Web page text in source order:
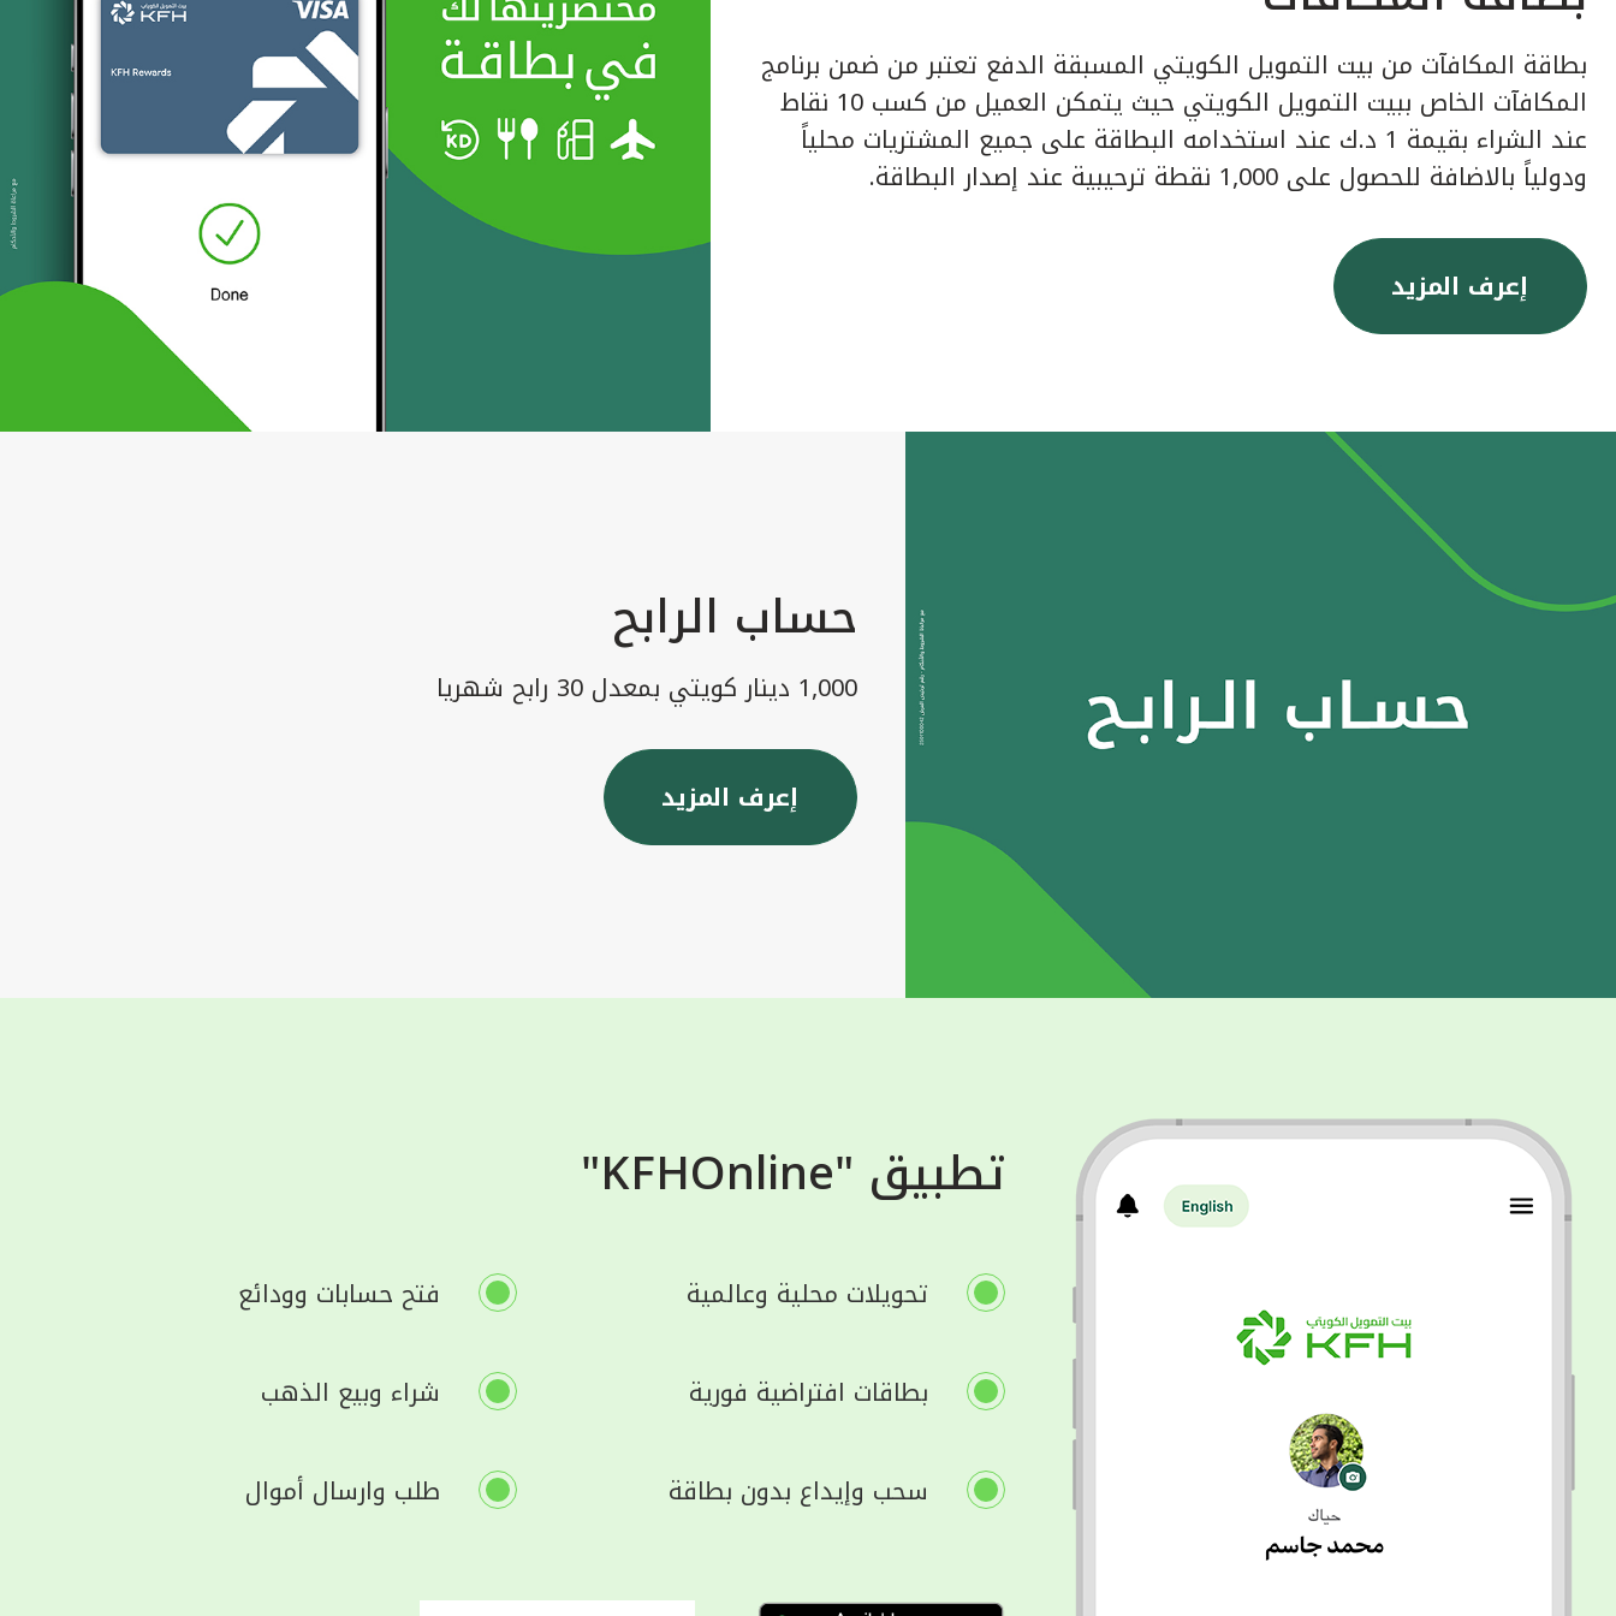
بطاقة المكافآت من بيت التمويل الكويتي المسبقة الدفع تعتبر من ضمن برنامج
المكافآت الخاص ببيت التمويل الكويتي حيث يتمكن العميل من كسب 10 نقاط
عند الشراء بقيمة 1 د.ك عند استخدامه البطاقة على جميع المشتريات محلياً
ودولياً بالاضافة للحصول على 1,000 نقطة ترحيبية عند إصدار البطاقة.
إعرف المزيد
حساب الرابح
1,000 دينار كويتي بمعدل 30 رابح شهريا
إعرف المزيد
تطبيق "KFHOnline"
تحويلات محلية وعالمية فتح حسابات وودائع
بطاقات افتراضية فورية شراء وبيع الذهب
سحب وإيداع بدون بطاقة طلب وارسال أموال